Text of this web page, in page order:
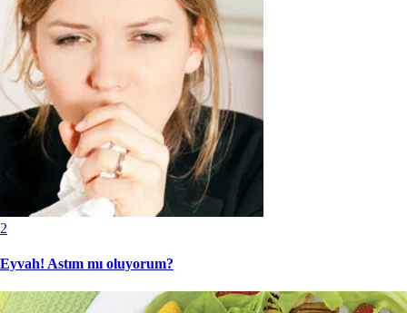
2
Eyvah! Astım mı oluyorum?